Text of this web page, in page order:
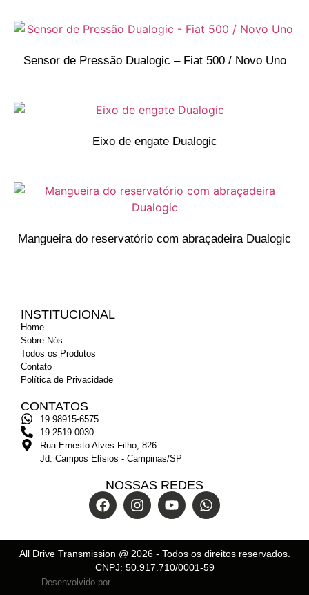
Sensor de Pressão Dualogic – Fiat 500 / Novo Uno
Eixo de engate Dualogic
Mangueira do reservatório com abraçadeira Dualogic
INSTITUCIONAL
Home
Sobre Nós
Todos os Produtos
Contato
Política de Privacidade
CONTATOS
19 98915-6575
19 2519-0030
Rua Ernesto Alves Filho, 826
Jd. Campos Elísios - Campinas/SP
NOSSAS REDES
All Drive Transmission @ 2026- Todos os direitos reservados.
CNPJ: 50.917.710/0001-59
Desenvolvido por